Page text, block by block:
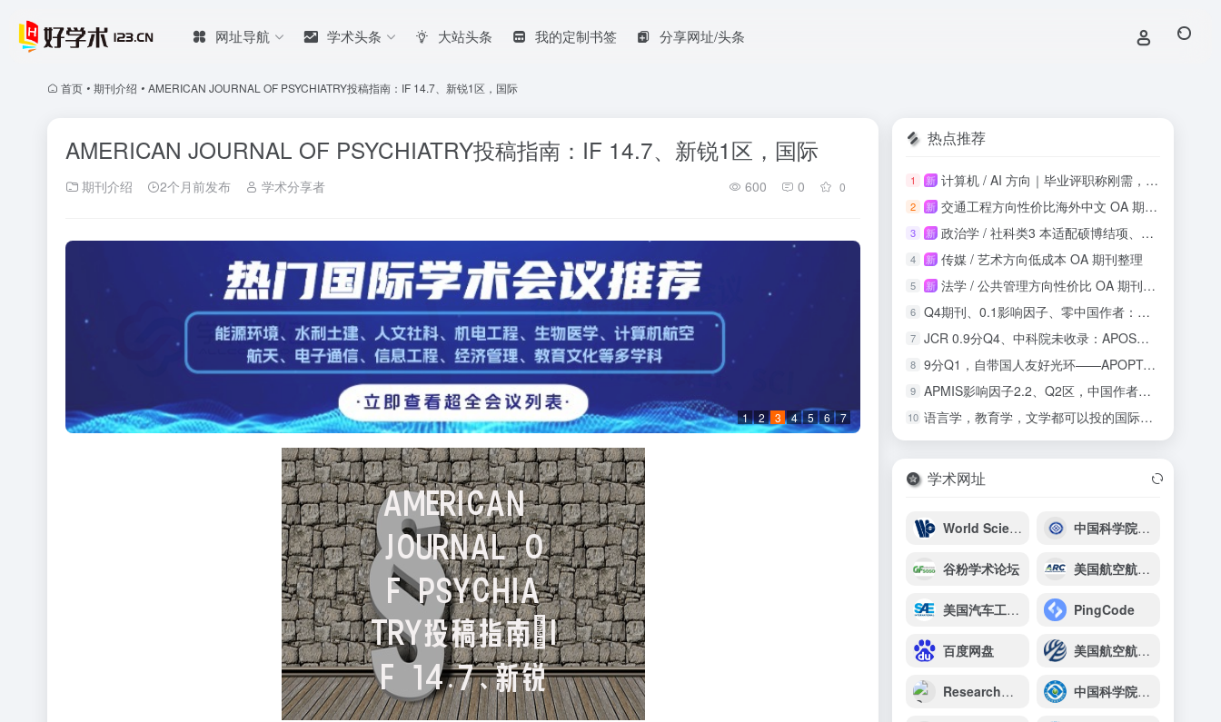
网址导航 学术头条 大站头条 我的定制书签 分享网址/头条
首页 • 期刊介绍 • AMERICAN JOURNAL OF PSYCHIATRY投稿指南：IF 14.7、新锐1区，国际
AMERICAN JOURNAL OF PSYCHIATRY投稿指南：IF 14.7、新锐1区，国际
期刊介绍 2个月前发布 学术分享者 600 0 0
1 2 3 4 5 6 7
热点推荐
1 新 计算机 / AI 方向｜毕业评职称刚需，知网稳定收录
2 新 交通工程方向性价比海外中文 OA 期刊投稿整理
3 新 政治学 / 社科类3 本适配硕博结项、课程论文
4 新 传媒 / 艺术方向低成本 OA 期刊整理
5 新 法学 / 公共管理方向性价比 OA 期刊整理
6 Q4期刊、0.1影响因子、零中国作者：这本SSCI收录吗？
7 JCR 0.9分Q4、中科院未收录：APOS正畸期刊投稿风险与机会实测
8 9分Q1，自带国人友好光环——APOPTOSIS影响因子再攀新高
9 APMIS影响因子2.2、Q2区，中国作者占比21.9%，这本刊值得投吗？
10 语言学，教育学，文学都可以投的国际期刊
学术网址
World Scientific Publishing 中国科学院苏州生物医学工程技术研究所
谷粉学术论坛 美国航空航天学会（AIAA）学术资源平台
美国汽车工程师学会（SAE） PingCode
百度网盘 美国航空航天学会（AIAA）
ResearchGate 中国科学院重庆绿色智能技术研究院